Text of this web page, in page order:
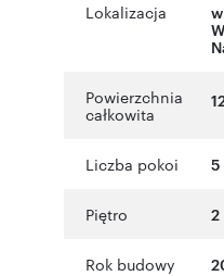
Lokalizacja
Powierzchnia
całkowita
Liczba pokoi 5
Piętro 2
Rok budowy